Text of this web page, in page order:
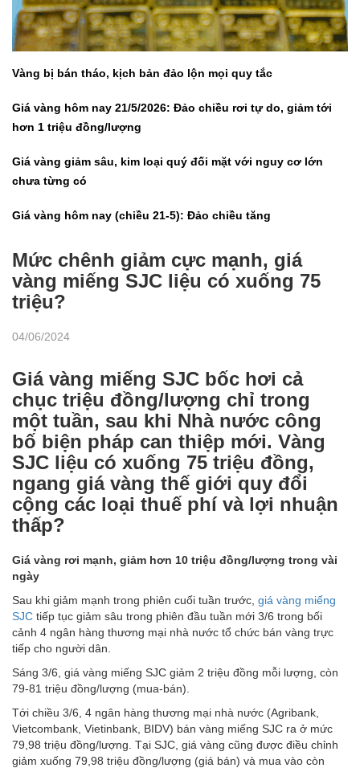
Vàng bị bán tháo, kịch bản đảo lộn mọi quy tắc
Giá vàng hôm nay 21/5/2026: Đảo chiều rơi tự do, giảm tới
hơn 1 triệu đồng/lượng
Giá vàng giảm sâu, kim loại quý đối mặt với nguy cơ lớn
chưa từng có
Giá vàng hôm nay (chiều 21-5): Đảo chiều tăng
Mức chênh giảm cực mạnh, giá
vàng miếng SJC liệu có xuống 75
triệu?
04/06/2024
Giá vàng miếng SJC bốc hơi cả
chục triệu đồng/lượng chỉ trong
một tuần, sau khi Nhà nước công
bố biện pháp can thiệp mới. Vàng
SJC liệu có xuống 75 triệu đồng,
ngang giá vàng thế giới quy đổi
cộng các loại thuế phí và lợi nhuận
thấp?
Giá vàng rơi mạnh, giảm hơn 10 triệu đồng/lượng trong vài
ngày
Sau khi giảm mạnh trong phiên cuối tuần trước, giá vàng miếng
SJC tiếp tục giảm sâu trong phiên đầu tuần mới 3/6 trong bối
cảnh 4 ngân hàng thương mại nhà nước tổ chức bán vàng trực
tiếp cho người dân.
Sáng 3/6, giá vàng miếng SJC giảm 2 triệu đồng mỗi lượng, còn
79-81 triệu đồng/lượng (mua-bán).
Tới chiều 3/6, 4 ngân hàng thương mại nhà nước (Agribank,
Vietcombank, Vietinbank, BIDV) bán vàng miếng SJC ra ở mức
79,98 triệu đồng/lượng. Tại SJC, giá vàng cũng được điều chỉnh
giảm xuống 79,98 triệu đồng/lượng (giá bán) và mua vào còn